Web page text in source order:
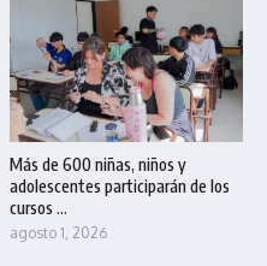
Más de 600 niñas, niños y
adolescentes participarán de los
cursos ...
agosto 1, 2026